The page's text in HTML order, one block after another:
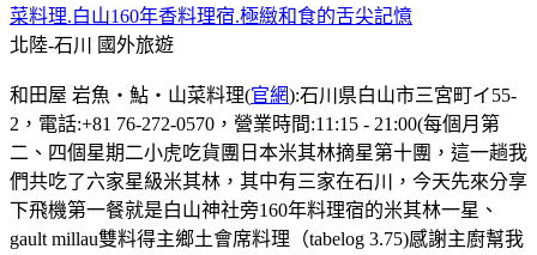
菜料理.白山160年香料理宿.極緻和食的舌尖記憶
北陸-石川
國外旅遊
和田屋 岩魚・鮎・山菜料理(官網):石川県白山市三宮町イ55-
2，電話:+81 76-272-0570，營業時間:11:15 - 21:00(每個月第
二、四個星期二小虎吃貨團日本米其林摘星第十團，這一趟我
們共吃了六家星級米其林，其中有三家在石川，今天先來分享
下飛機第一餐就是白山神社旁160年料理宿的米其林一星、
gault millau雙料得主鄉土會席料理（tabelog 3.75)感謝主廚幫我